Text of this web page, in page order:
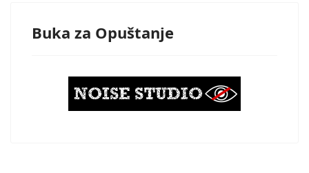
Buka za Opuštanje